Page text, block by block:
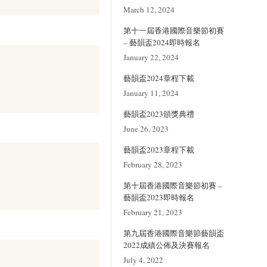
March 12, 2024
第十一屆香港國際音樂節初賽
– 藝韻盃2024即時報名
January 22, 2024
藝韻盃2024章程下載
January 11, 2024
藝韻盃2023頒獎典禮
June 26, 2023
藝韻盃2023章程下載
February 28, 2023
第十屆香港國際音樂節初賽 –
藝韻盃2023即時報名
February 21, 2023
第九屆香港國際音樂節藝韻盃
2022成績公佈及決賽報名
July 4, 2022